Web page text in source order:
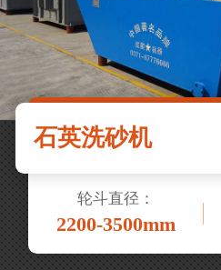
石英洗砂机
轮斗直径：
2200-3500mm